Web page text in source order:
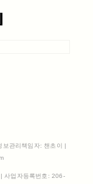
관리책임자: 챈초이 |
사업자등록번호: 206-